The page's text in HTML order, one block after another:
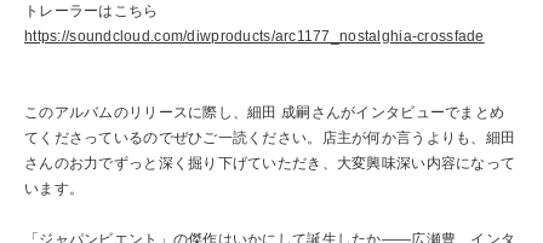
トレーラーはこちら
https://soundcloud.com/diwproducts/arc1177_nostalghia-crossfade
このアルバムのリリースに際し、細田 成嗣さんがインタビューでまとめ
てくださっているのでぜひご一読ください。店主が何か言うよりも、細田
さんのお力でずっと深く掘り下げていただき、大変興味深い内容になって
います。
「ジャパンビエント」の傑作はいかにして誕生したか——広瀬豊、インタ